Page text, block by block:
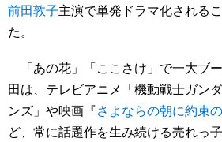
前田敦子主演で単発ドラマ化される
た。
「あの花」「ここさけ」で一大ブ
田は、テレビアニメ「機動戦士ガン
ンズ」や映画『さよならの朝に約束
ど、常に話題作を生み続ける売れっ